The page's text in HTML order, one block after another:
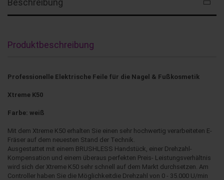
Produktbeschreibung
Professionelle Elektrische Feile für die Nagel & Fußkosmetik
Xtreme K50
Farbe: weiß
Mit dem Xtreme K50 erhalten Sie einen sehr hochwertig verarbeiteten E-
Fräser auf dem neuesten Stand der Technik.
Ausgestattet mit einem BRUSHLESS Handstück, einer Drehzahl-
Kompensation und einem überaus perfekten Preis- Leistungsverhältnis
wird sich der Xtreme K50 sehr schnell auf dem Markt durchsetzen. Am
Controller haben Sie die Möglichkeitdie Drehzahl von 0 - 35.000 U/min